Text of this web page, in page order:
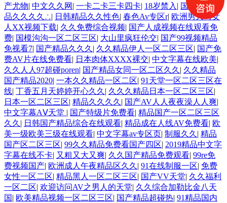
产尤物| 中文久久网 | 一卡二卡三卡四卡| 18岁禁入 | 国产美女精
品久久久久∴| 日韩精品久久性色| 春色Av专区r| 欧洲男人与女
人XX视频下载| 久久免费综合视频| 国产人成视频在线观看免
费| 国模沟沟一区二区三区| 大山里疯狂伦交| 国产99视频精品
免视看7| 国产精品久久久 | 久久精品伊人一区二区三区| 国产免
费AV片在线免费看| 日本肉体XXXX裸交| 中文字幕在线欧美|
久久人人97超碰poren| 国产精品女同一区二区久久 | 久久精品
国产精品2020| 一本久久精品一区二区| 91天堂一区二区三区在
线| 丁香五月天婷婷开心久久 | 久久久精品日本一区二区三区|
日本一区二区三区| 精品久久久久 | 国产AV人人夜夜澡人人爽|
中文字幕AⅤ天堂 | 国产特级片免费看| 精品国产一区二区三区
久久 | 日韩国产精品综合在线观看| 精品成在人线AV免费看| 欧
美一级欧美三级在线观看| 中文字幕av专区页| 制服久久 | 精品
国产区二区三区| 99久久精品免费看国产四区| 2019精品中文字
字幕在线不卡| 又粗又大又爽| 久久国产精品免费观看| 99re免
费视频国产| 欧洲成人午夜精品区久久 | 91在线制服一区| 免费
女性一区二区| 精品黑人一区二区三区| 国产VV天堂| 久久福利
一区二区| 欢迎访问AV之男人的天堂| 久久综合加勒比金八天
国| 欧美精品视频一区二区三区| 国产精品超碰热| 91精品国内